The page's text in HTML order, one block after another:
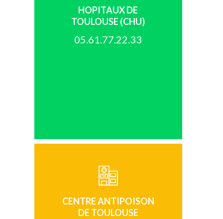
HOPITAUX DE
TOULOUSE (CHU)
05.61.77.22.33
CENTRE ANTIPOISON
DE TOULOUSE